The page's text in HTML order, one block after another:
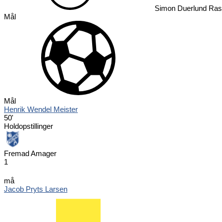
Simon Duerlund
Mål
Mål
Henrik Wendel Meister
50'
Holdopstillinger
Fremad Amager
1
må
Jacob Pryts Larsen